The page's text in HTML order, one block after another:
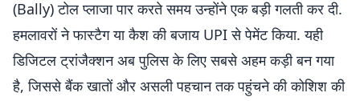
(Bally) टोल प्लाजा पार करते समय उन्होंने एक बड़ी गलती कर दी.
हमलावरों ने फास्टैग या कैश की बजाय UPI से पेमेंट किया. यही
डिजिटल ट्रांजैक्शन अब पुलिस के लिए सबसे अहम कड़ी बन गया
है, जिससे बैंक खातों और असली पहचान तक पहुंचने की कोशिश की